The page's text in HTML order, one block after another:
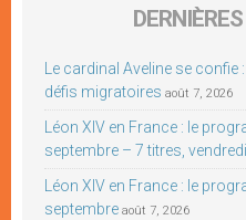
Le cardinal Aveline se
défis migratoires août 7, 2026
Léon XIV en France : le
septembre – 7 titres,
Léon XIV en France : le
septembre août 7, 2026